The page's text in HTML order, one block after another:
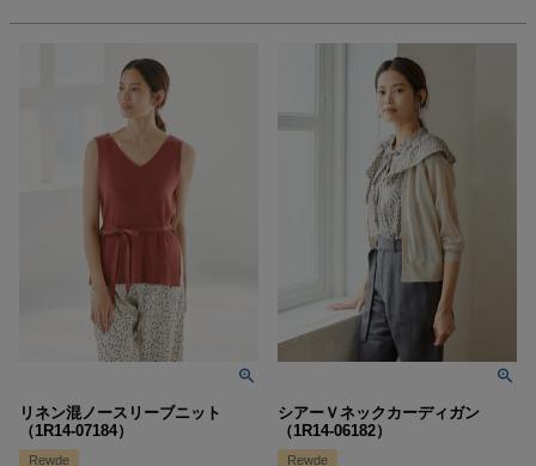
リネン混ノースリーブニット
（1R14-07184）
Rewde
シアーＶネックカーディガン
（1R14-06182）
Rewde